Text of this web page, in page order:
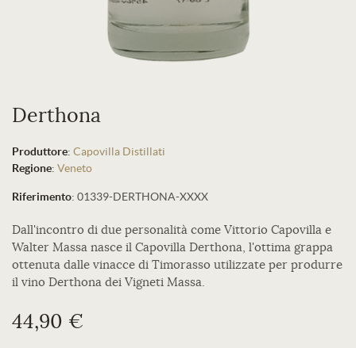
Derthona
Produttore: Capovilla Distillati
Regione: Veneto
Riferimento: 01339-DERTHONA-XXXX
Dall'incontro di due personalità come Vittorio Capovilla e
Walter Massa nasce il Capovilla Derthona, l'ottima grappa
ottenuta dalle vinacce di Timorasso utilizzate per produrre
il vino Derthona dei Vigneti Massa.
44,90 €